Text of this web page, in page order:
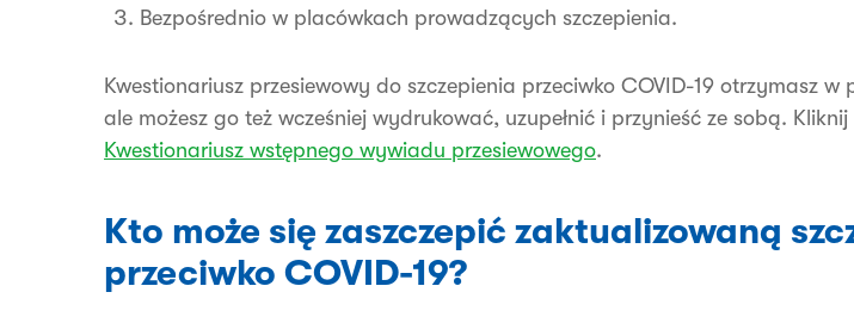
Bezpośrednio w placówkach prowadzących szczepienia.
Kwestionariusz przesiewowy do szczepienia przeciwko COVID-19 otrzymasz w
ale możesz go też wcześniej wydrukować, uzupełnić i przynieść ze sobą.
Kwestionariusz wstępnego wywiadu przesiewowego.
Kto może się zaszczepić zaktualizowaną
przeciwko COVID-19?